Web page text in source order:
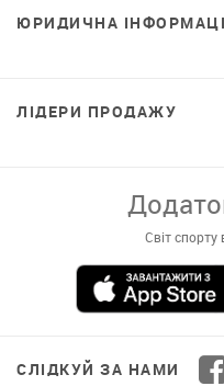
ЮРИДИЧНА
ЛІДЕРИ ПРОДАЖУ
Завантажуй
Комфортні покупки,
пропозиції і